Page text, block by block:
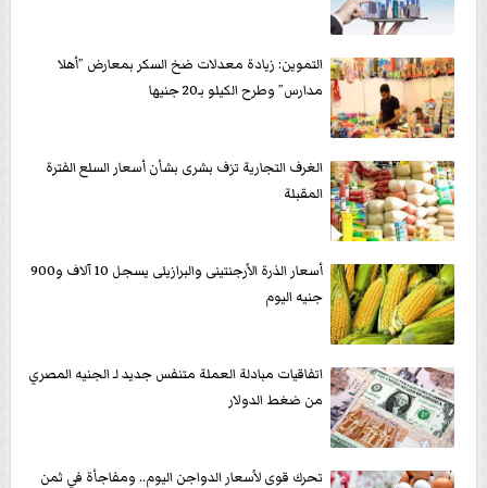
التموين: زيادة معدلات ضخ السكر بمعارض ”أهلا
مدارس” وطرح الكيلو بـ20 جنيها
الغرف التجارية تزف بشرى بشأن أسعار السلع الفترة
المقبلة
‫أسعار الذرة الأرجنتينى والبرازيلى يسجل 10 آلاف و900
جنيه اليوم
اتفاقيات مبادلة العملة متنفس جديد لـ الجنيه المصري
من ضغط الدولار
تحرك قوى لأسعار الدواجن اليوم.. ومفاجأة في ثمن